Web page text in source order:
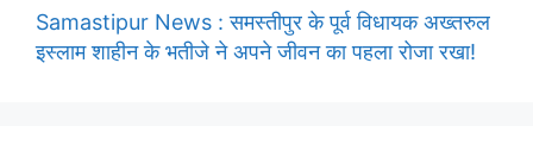
Samastipur News : समस्तीपुर के पूर्व विधायक अख्तरुल
इस्लाम शाहीन के भतीजे ने अपने जीवन का पहला रोजा रखा!